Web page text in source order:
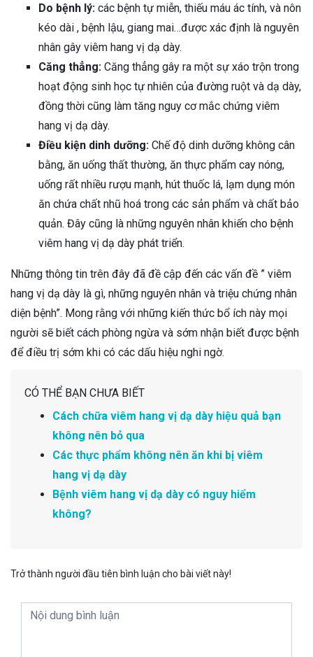
Do bệnh lý: các bệnh tự miễn, thiếu máu ác tính, và nôn
kéo dài , bệnh lậu, giang mai…được xác định là nguyên
nhân gây viêm hang vị dạ dày.
Căng thẳng: Căng thẳng gây ra một sự xáo trộn trong
hoạt động sinh học tự nhiên của đường ruột và dạ dày,
đồng thời cũng làm tăng nguy cơ mắc chứng viêm
hang vị dạ dày.
Điều kiện dinh dưỡng: Chế độ dinh dưỡng không cân
bằng, ăn uống thất thường, ăn thực phẩm cay nóng,
uống rất nhiều rượu mạnh, hút thuốc lá, lạm dụng món
ăn chứa chất nhũ hoá trong các sản phẩm và chất bảo
quản. Đây cũng là những nguyên nhân khiến cho bệnh
viêm hang vị dạ dày phát triển.
Những thông tin trên đây đã đề cập đến các vấn đề ” viêm
hang vị dạ dày là gì, những nguyên nhân và triệu chứng nhân
diện bệnh”. Mong rằng với những kiến thức bổ ích này mọi
người sẽ biết cách phòng ngừa và sớm nhận biết được bệnh
để điều trị sớm khi có các dấu hiệu nghi ngờ.
CÓ THỂ BẠN CHƯA BIẾT
Cách chữa viêm hang vị dạ dày hiệu quả bạn
không nên bỏ qua
Các thực phẩm không nên ăn khi bị viêm
hang vị dạ dày
Bệnh viêm hang vị dạ dày có nguy hiểm
không?
Trở thành người đầu tiên bình luận cho bài viết này!